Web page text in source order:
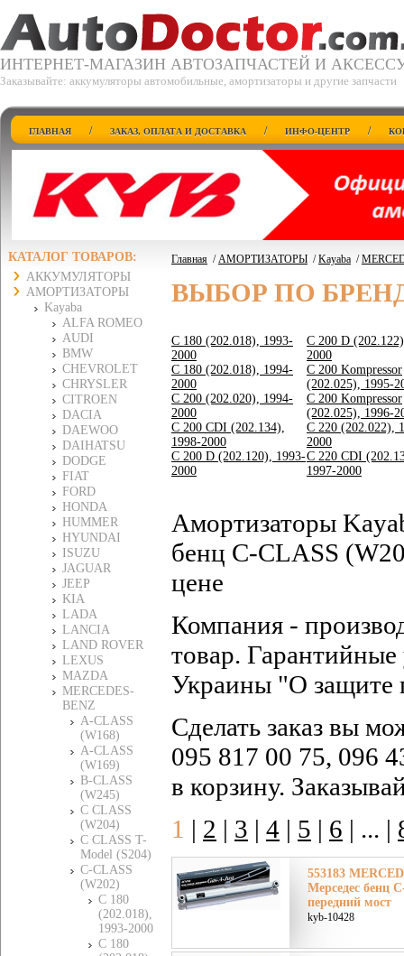
ИНТЕРНЕТ-МАГАЗИН АВТОЗАПЧАСТЕЙ И
Заказывайте: аккумуляторы автомобильные, амортизаторы и другие запчасти
ГЛАВНАЯ / ЗАКАЗ, ОПЛАТА И ДОСТАВКА / ИНФО-ЦЕНТР /
КАТАЛОГ ТОВАРОВ:
АККУМУЛЯТОРЫ
АМОРТИЗАТОРЫ
Kayaba
ALFA ROMEO
AUDI
BMW
CHEVROLET
CHRYSLER
CITROEN
DACIA
DAEWOO
DAIHATSU
DODGE
FIAT
FORD
HONDA
HUMMER
HYUNDAI
ISUZU
JAGUAR
JEEP
KIA
LADA
LANCIA
LAND ROVER
LEXUS
MAZDA
MERCEDES-
BENZ
A-CLASS
(W168)
A-CLASS
(W169)
B-CLASS
(W245)
C CLASS
(W204)
C CLASS T-
Model (S204)
C-CLASS
(W202)
C 180
(202.018),
1993-2000
C 180
Главная /АМОРТИЗАТОРЫ /Kayaba /
ВЫБОР ПО
C 180 (202.018), 1993-
2000
C 180 (202.018), 1994-
2000
C 200 (202.020), 1994-
2000
C 200 CDI (202.134),
1998-2000
C 200 D (202.120), 1993-
2000
C 200 D
2000
C 200 Kompressor
(202.025), 1995-
C 200 Kompressor
(202.025), 1996-
C 220 (202.022),
2000
C 220 CDI
1997-2000
Амортизаторы
бенц C-CLASS
цене
Компания -
товар. Гарантийные
Украины "О защите
Сделать заказ вы
095 817 00 75, 096
в корзину.
1 | 2 | 3 | 4 | 5 | 6 | ... |
553183
Мерседес бенц
передний мост
kyb-10428